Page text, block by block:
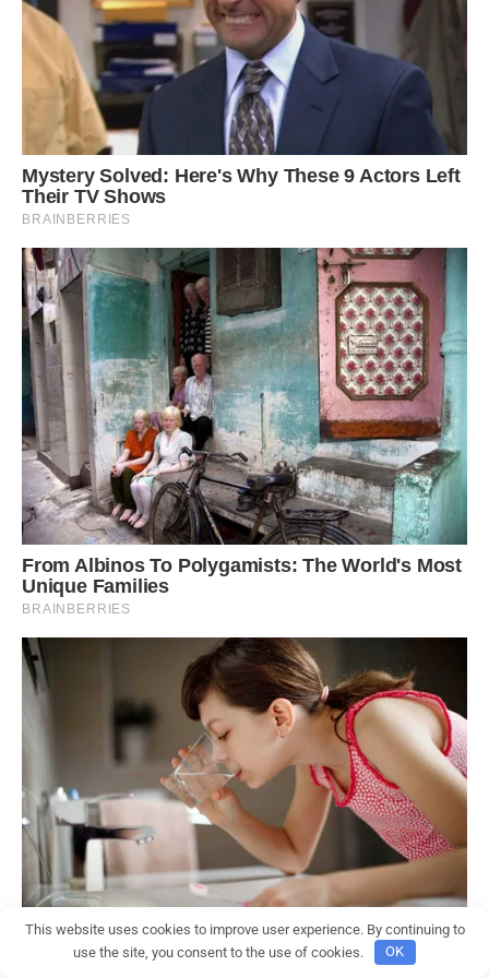
This website uses cookies to improve user experience. By continuing to
use the site, you consent to the use of cookies.
OK